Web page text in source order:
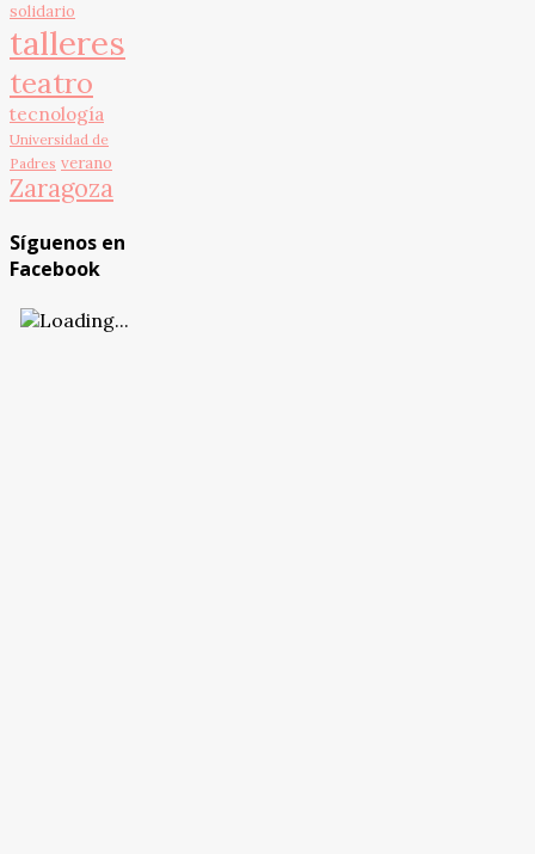
solidario
talleres
teatro
tecnología
Universidad de
Padres verano
Zaragoza
Síguenos en
Facebook